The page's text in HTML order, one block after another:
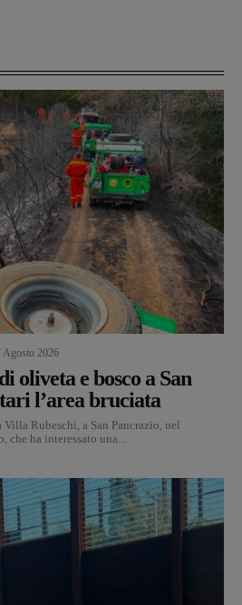
Agosto 2026
oliveta e bosco a San
l’area bruciata
Rubeschi, a San Pancrazio, nel
che ha interessato una...